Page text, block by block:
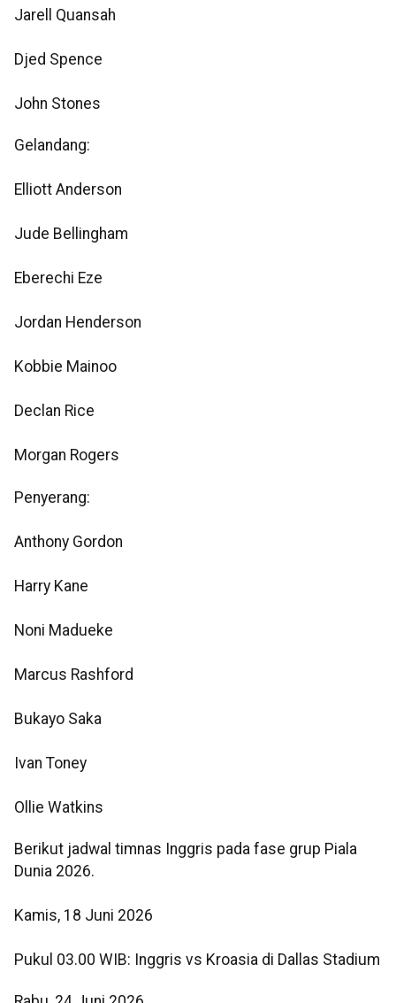
Jarell Quansah
Djed Spence
John Stones
Gelandang:
Elliott Anderson
Jude Bellingham
Eberechi Eze
Jordan Henderson
Kobbie Mainoo
Declan Rice
Morgan Rogers
Penyerang:
Anthony Gordon
Harry Kane
Noni Madueke
Marcus Rashford
Bukayo Saka
Ivan Toney
Ollie Watkins
Berikut jadwal timnas Inggris pada fase grup Piala
Dunia 2026.
Kamis, 18 Juni 2026
Pukul 03.00 WIB: Inggris vs Kroasia di Dallas Stadium